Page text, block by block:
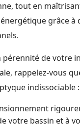
tout en
grâce à
pérennité de votre
rappelez-vous
indissociable :
votre bassin et à